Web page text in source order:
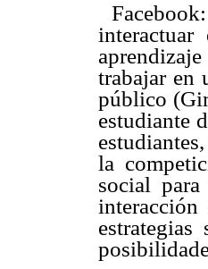

trabajar en
público
estudiante
la
social